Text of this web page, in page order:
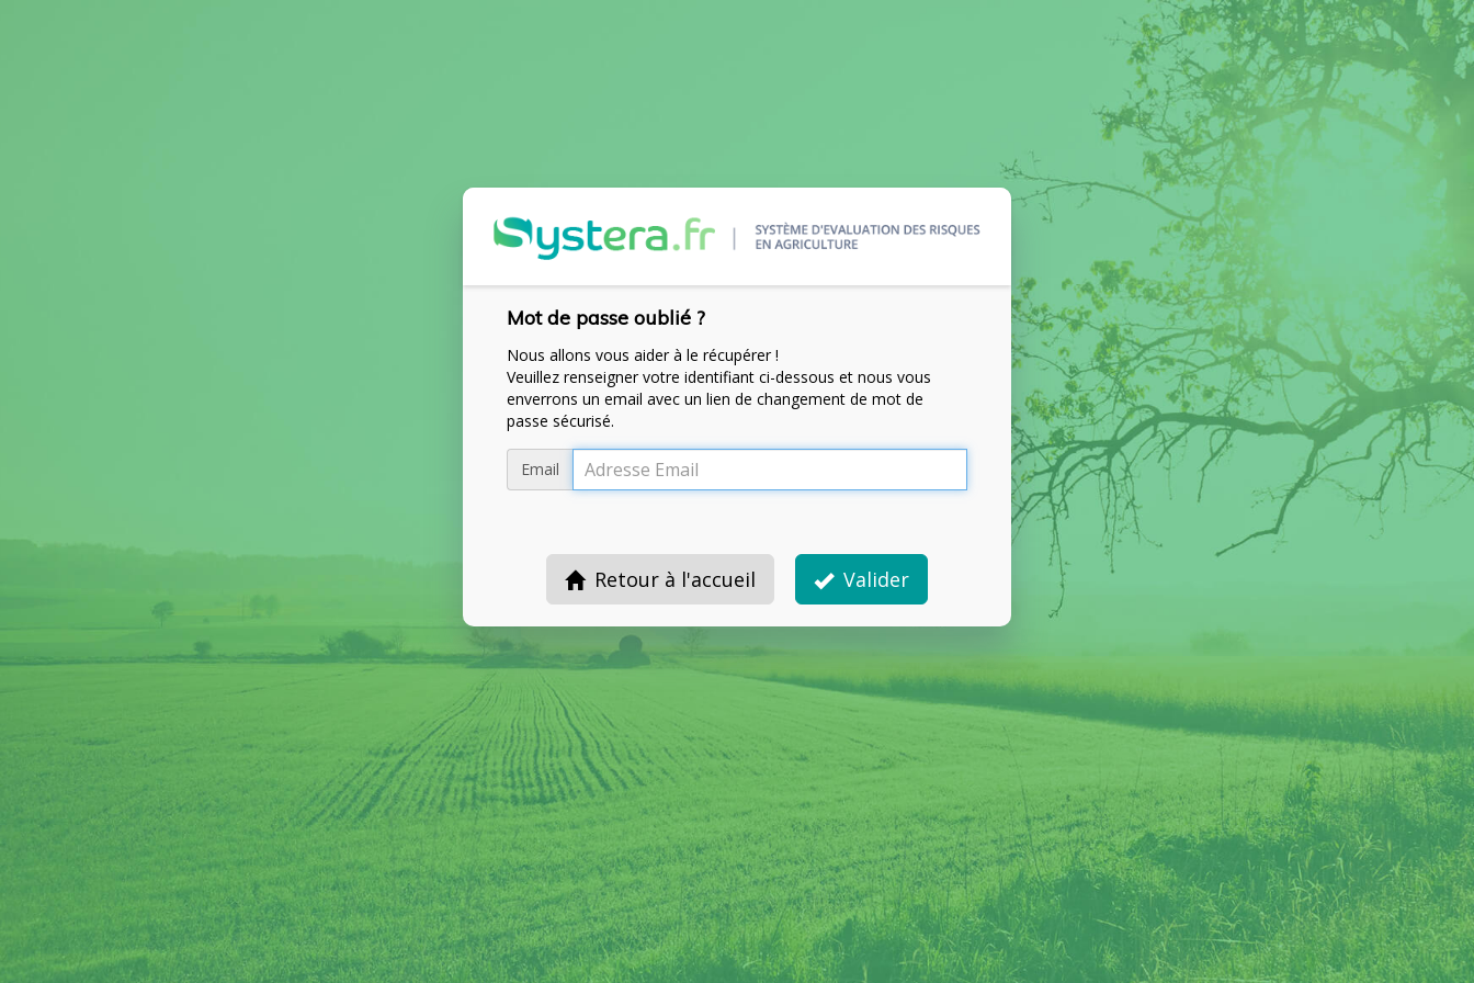
Mot de passe oublié ?
Nous allons vous aider à le récupérer !
Veuillez renseigner votre identifiant ci-dessous et nous vous
enverrons un email avec un lien de changement de mot de
passe sécurisé.
Email
Retour à l'accueil Valider